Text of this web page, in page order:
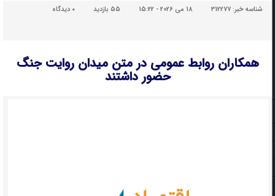
شناسه خبر:312277 18 می 2026 - 15:22 55 بازدید دیدگاه
همکاران روابط‌ عمومی در متن میدان روایت جنگ
حضور داشتند